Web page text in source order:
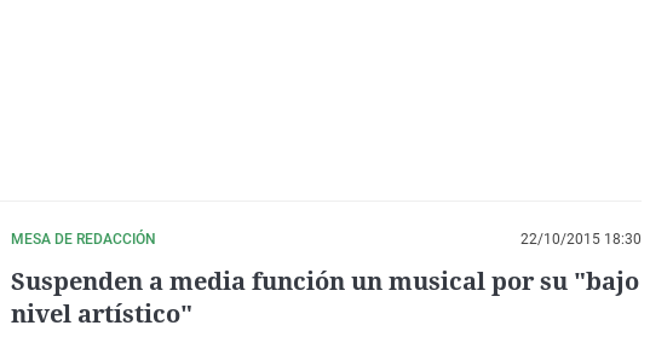
MESA DE REDACCIÓN 22/10/2015 18:30
Suspenden a media función un musical por su "bajo
nivel artístico"